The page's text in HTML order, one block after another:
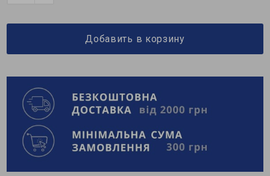
Добавить в корзину